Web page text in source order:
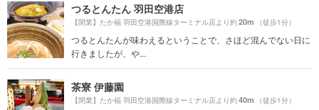
つるとんたん 羽田空港店
【閉業】たか福 羽田空港国際線ターミナル店より約20m （徒歩1分）
つるとんたんが味わえるということで、さほど混んでない日に
行きましたが、や...
茶寮 伊藤園
【閉業】たか福 羽田空港国際線ターミナル店より約40m （徒歩1分）